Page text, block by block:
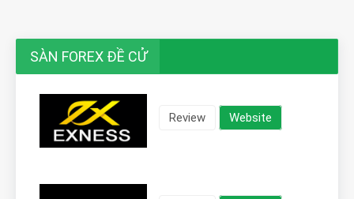
SÀN FOREX ĐỀ CỬ
Review Website